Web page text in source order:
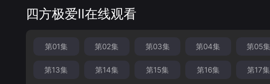
四方极爱II在线观看
第01集 第02集 第03集 第04集 第05集
第13集 第14集 第15集 第16集 第17集